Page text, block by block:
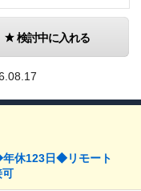
検討中に入れる
休123日◆リモート